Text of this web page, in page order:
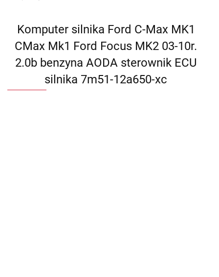
Komputer silnika Ford C-Max MK1
CMax Mk1 Ford Focus MK2 03-10r.
2.0b benzyna AODA sterownik ECU
silnika 7m51-12a650-xc